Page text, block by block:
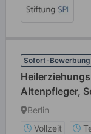
Sofort-Bewerbung
Altenpfleger,
für betreute
Berlin
Vollzeit